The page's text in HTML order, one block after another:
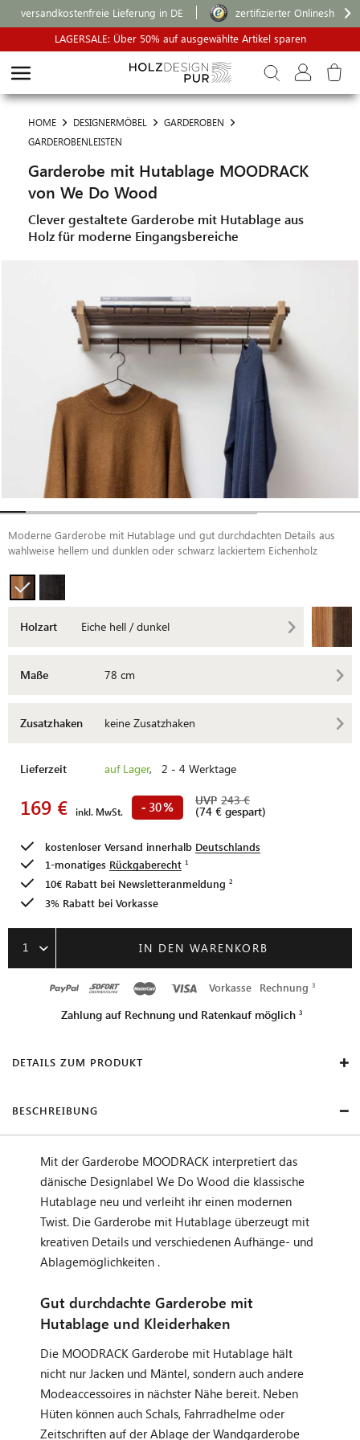
versandkostenfreie Lieferung in DE
zertifizierter Onlineshop
LAGERSALE: Über 50% auf ausgewählte Artikel sparen
HOME DESIGNERMÖBEL
GARDEROBEN
GARDEROBENLEISTEN
Garderobe mit Hutablage MOODRACK
von We Do Wood
Clever gestaltete Garderobe mit Hutablage aus
Holz für moderne Eingangsbereiche
Moderne Garderobe mit Hutablage und gut durchdachten Details aus
wahlweise hellem und dunklen oder schwarz lackiertem Eichenholz
Holzart Eiche hell / dunkel
Maße 78 cm
Zusatzhaken keine Zusatzhaken
Lieferzeit auf Lager, 2 - 4 Werktage
169 € inkl. MwSt. - 30%
UVP 243 €
(74 € gespart)
kostenloser Versand innerhalb Deutschlands
1-monatiges Rückgaberecht
10€ Rabatt bei Newsletteranmeldung
3% Rabatt bei Vorkasse
1 IN DEN WARENKORB
Vorkasse Rechnung
Zahlung auf Rechnung und Ratenkauf möglich
DETAILS ZUM PRODUKT
BESCHREIBUNG
Mit der Garderobe MOODRACK interpretiert das
dänische Designlabel We Do Wood die klassische
Hutablage neu und verleiht ihr einen modernen
Twist. Die Garderobe mit Hutablage überzeugt mit
kreativen Details und verschiedenen Aufhänge- und
Ablagemöglichkeiten .
Gut durchdachte Garderobe mit
Hutablage und Kleiderhaken
Die MOODRACK Garderobe mit Hutablage hält
nicht nur Jacken und Mäntel, sondern auch andere
Modeaccessoires in nächster Nähe bereit. Neben
Hüten können auch Schals, Fahrradhelme oder
Zeitschriften auf der Ablage der Wandgarderobe